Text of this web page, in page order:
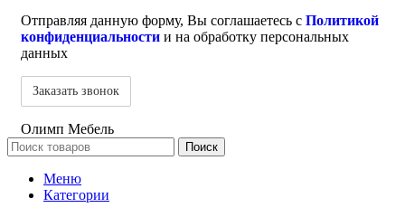
Отправляя данную форму, Вы соглашаетесь с Политикой
конфиденциальности и на обработку персональных
данных
Олимп Мебель
Поиск
Меню
Категории